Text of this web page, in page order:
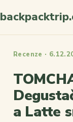
Recenze ·
a Latte